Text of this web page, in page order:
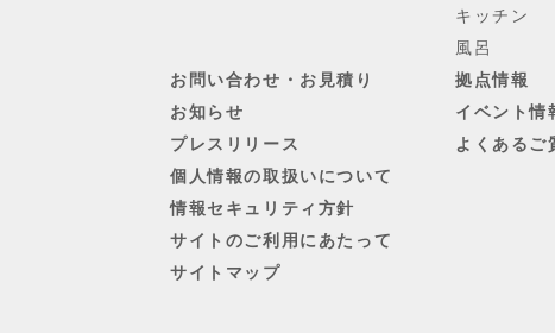
キッチン
風呂
お問い合わせ・お見積り
お知らせ
プレスリリース
個人情報の取扱いについて
情報セキュリティ方針
サイトのご利用にあたって
サイトマップ
拠点情報
イベント情
よくあるご